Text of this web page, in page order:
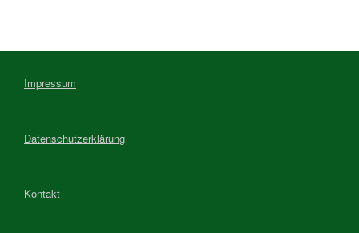
Impressum
Datenschutzerklärung
Kontakt